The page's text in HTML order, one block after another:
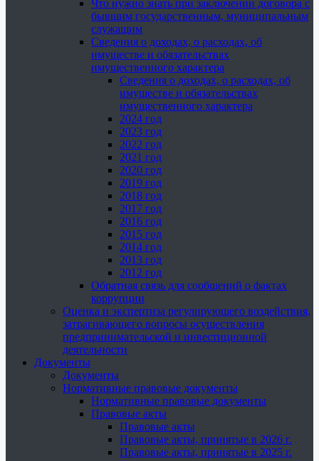
Что нужно знать при заключении договора с
бывшим государственным, муниципальным
служащим
Сведения о доходах, о расходах, об
имуществе и обязательствах
имущественного характера
Сведения о доходах, о расходах, об
имуществе и обязательствах
имущественного характера
2024 год
2023 год
2022 год
2021 год
2020 год
2019 год
2018 год
2017 год
2016 год
2015 год
2014 год
2013 год
2012 год
Обратная связь для сообщений о фактах
коррупции
Оценка и экспертиза регулирующего воздействия,
затрагивающего вопросы осуществления
предпринимательской и инвестиционной
деятельности
Документы
Документы
Нормативные правовые документы
Нормативные правовые документы
Правовые акты
Правовые акты
Правовые акты, принятые в 2026 г.
Правовые акты, принятые в 2025 г.